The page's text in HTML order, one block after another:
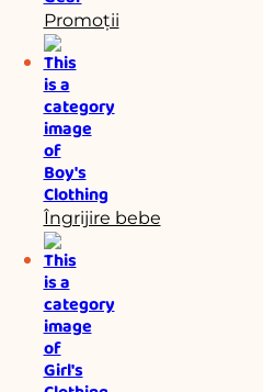
Promoții
Îngrijire bebe